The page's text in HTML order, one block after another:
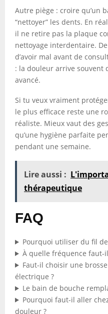
Autre piège : croire qu’un
“nettoyer” les dents. En
il ne retire pas la plaque
nettoyage interdentaire.
d’avoir mal avant de
: la douleur arrive souvent
avancé.
Si tu veux vraiment
le plus efficace reste une
réaliste. Mieux vaut des
qu’une hygiène parfaite
pendant une semaine.
Lire aussi :
thérapeutique
FAQ
Pourquoi utiliser du fil
À quelle fréquence faut-
Faut-il choisir une
électrique ?
Le bain de bouche
Pourquoi faut-il aller
douleur ?